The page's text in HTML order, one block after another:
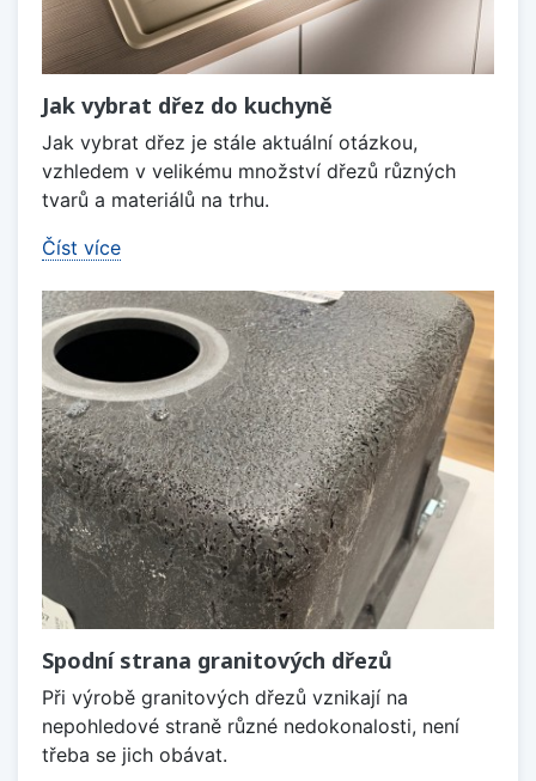
Jak vybrat dřez do kuchyně
Jak vybrat dřez je stále aktuální otázkou,
vzhledem v velikému množství dřezů různých
tvarů a materiálů na trhu.
Číst více
Spodní strana granitových dřezů
Při výrobě granitových dřezů vznikají na
nepohledové straně různé nedokonalosti, není
třeba se jich obávat.